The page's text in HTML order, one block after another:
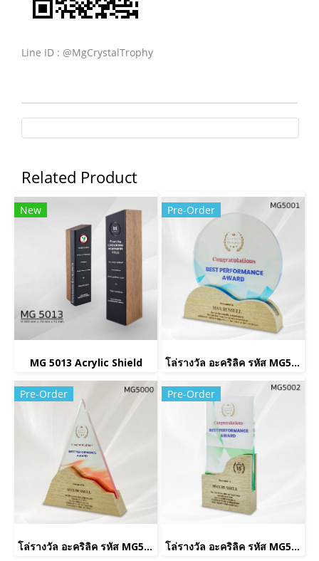
Line ID : @MgCrystalTrophy
Related Product
New
MG 5013 Acrylic Shield
Pre-Order
โล่รางวัล อะคริลิค รหัส MG5001
Pre-Order
โล่รางวัล อะคริลิค รหัส MG5000
Pre-Order
โล่รางวัล อะคริลิค รหัส MG5002